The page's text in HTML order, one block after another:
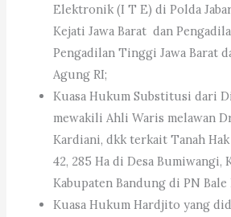
Elektronik (I T E) di Polda
Kejati Jawa Barat dan
Pengadilan Tinggi Jawa Barat
Agung RI;
Kuasa Hukum Substitusi dari
mewakili Ahli Waris melawan
Kardiani, dkk terkait Tanah
42, 285 Ha di Desa Bumiwangi,
Kabupaten Bandung di PN Bale
Kuasa Hukum Hardjito yang